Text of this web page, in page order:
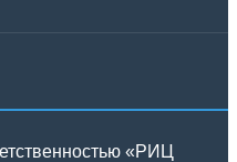
«РИЦ